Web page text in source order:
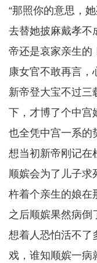
“那照你的意思，
去替她披麻戴孝不
帝还是哀家亲生的
康女官不敢再言，
新帝登大宝不过三
下，才博了个中宫
也全凭中宫一系的
想当初新帝刚记在
顺嫔会为了儿子求
杵着个亲生的娘在
之后顺嫔果然病倒
想着人恐怕活不了
戏，谁知顺嫔一病